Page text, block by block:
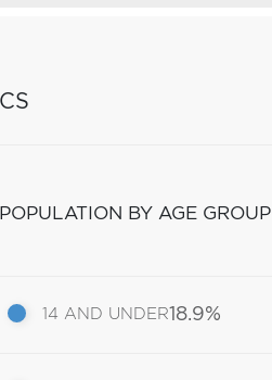
POPULATION BY AGE GROUP
14 AND UNDER18.9%